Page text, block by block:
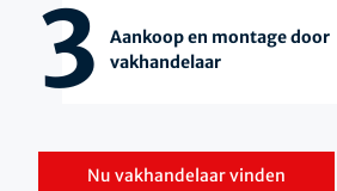
3
Aankoop en montage door
vakhandelaar
Nu vakhandelaar vinden